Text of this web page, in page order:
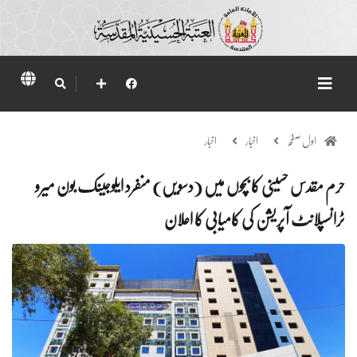
اول صفحہ اخبار اخبار
حرم مقدس حسینی کا بچوں میں (دسویں) منفرد ایلوجینک بون میرو
ٹرانسپلانٹ آپریشن کی کامیابی کا اعلان